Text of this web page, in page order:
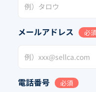
メールアドレス 必
電話番号 必須